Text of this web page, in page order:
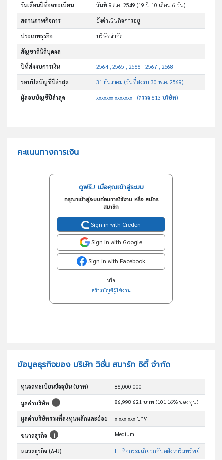
วันเดือนปีที่จดทะเบียน วันที่ 9 ต.ค. 2549(19 ปี 10 เดือน 6 วัน)
สถานภาพกิจการ ยังดำเนินกิจการอยู่
ประเภทธุรกิจ บริษัทจำกัด
สัญชาตินิติบุคคล -
ปีที่ส่งงบการเงิน 2564 , 2565 , 2566 , 2567 , 2568
รอบปิดบัญชีปีล่าสุด 31 ธันวาคม (วันที่ส่งงบ 30 พ.ค. 2569)
ผู้สอบบัญชีปีล่าสุด xxxxxxx xxxxxxx - (ตรวจ 613 บริษัท)
คะแนนทางการเงิน
ดูฟรี..! เมื่อคุณเข้าสู่ระบบ
กรุณาเข้าสู่ระบบก่อนการใช้งาน หรือ สมัคร
สมาชิก
Sign in with Creden
Sign in with Google
Sign in with Facebook
หรือ
สร้างบัญชีผู้ใช้งาน
ข้อมูลธุรกิจของ บริษัท วิชั่น สมาร์ท ซิตี้ จำกัด
ทุนจดทะเบียนปัจจุบัน (บาท) 86,000,000
มูลค่าบริษัท 86,998,621 บาท (101.16% ของทุน)
มูลค่าบริษัทรวมที่ลงทุนหลักและย่อย x,xxx,xxx บาท
ขนาดธุรกิจ Medium
หมวดธุรกิจ (A-U) L : กิจกรรมเกี่ยวกกับอสังหาริมทรัพย์